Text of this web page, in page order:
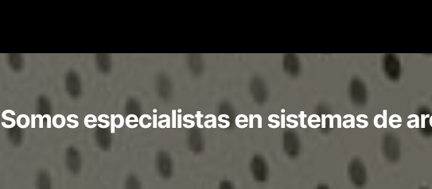
Somos especialistas en sistemas de